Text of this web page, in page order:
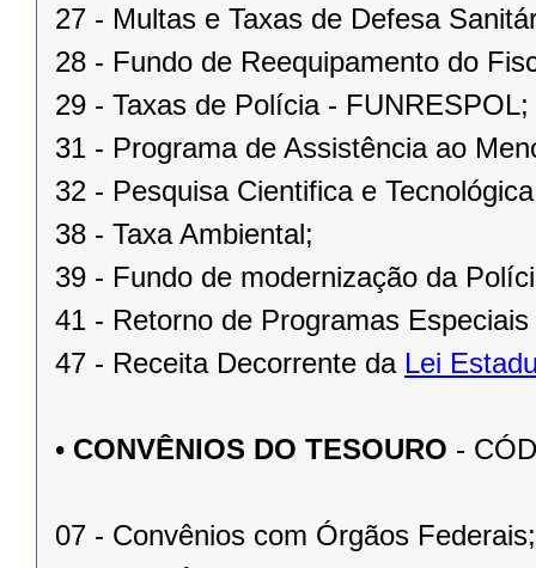
27 - Multas e Taxas de Defesa
28 - Fundo de Reequipamento do
29 - Taxas de Polícia - FUNRESPOL;
31 - Programa de Assistência ao
32 - Pesquisa Cientifica e
38 - Taxa Ambiental;
39 - Fundo de modernização da
41 - Retorno de Programas
47 - Receita Decorrente da Lei
• CONVÊNIOS DO TESOURO -
07 - Convênios com Órgãos Federais;